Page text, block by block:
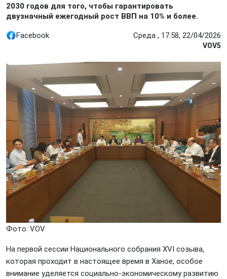
2030 годов для того, чтобы гарантировать
двузначный ежегодный рост ВВП на 10% и более.
Facebook Среда , 17:58, 22/04/2026
VOV5
Фото: VOV
На первой сессии Национального собрания XVI созыва,
которая проходит в настоящее время в Ханое, особое
внимание уделяется социально-экономическому развитию